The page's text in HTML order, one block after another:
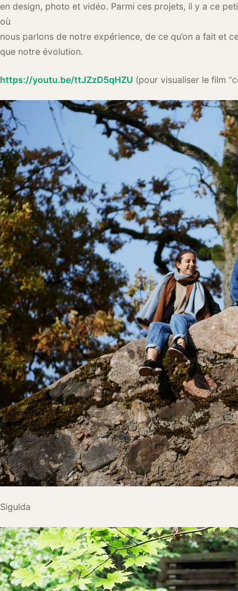
en design, photo et vidéo. Parmi ces projets, il y a ce
où
nous parlons de notre expérience, de ce qu’on a fait et
que notre évolution.
https://youtu.be/ttJZzD5qHZU (pour visualiser le film
Sigulda